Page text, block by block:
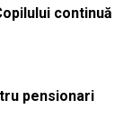
continuă
pensionari